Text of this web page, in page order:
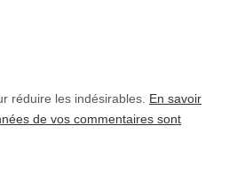
réduire les indésirables. En savoir
de vos commentaires sont